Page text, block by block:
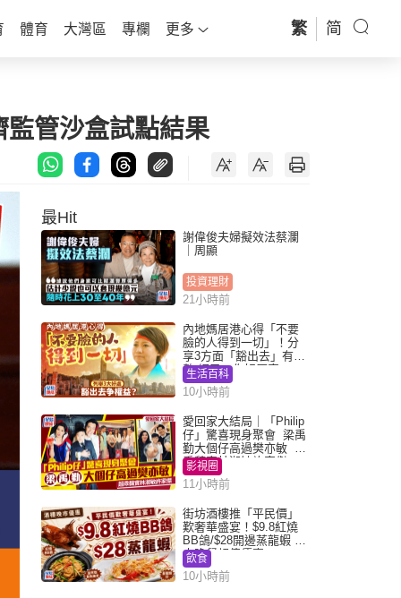
體育 大灣區 專欄 更多 繁 简
管沙盒試點結果
最Hit
謝偉俊夫婦擬效法蔡瀾
｜周顯
投資理財
21小時前
內地媽居港心得「不要
臉的人得到一切」！分
享3方面「豁出去」有著
數 網民：你好厲害
生活百科
10小時前
愛回家大結局｜「Philip
仔」驚喜現身聚會 梁禹
勤大個仔高過樊亦敏 超
乖黐實林淑敏許家傑
影視圈
11小時前
街坊酒樓推「平民價」
歎奢華盛宴！$9.8紅燒
BB鴿/$28開邊蒸龍蝦 3
大晚餐超值優惠
飲食
10小時前